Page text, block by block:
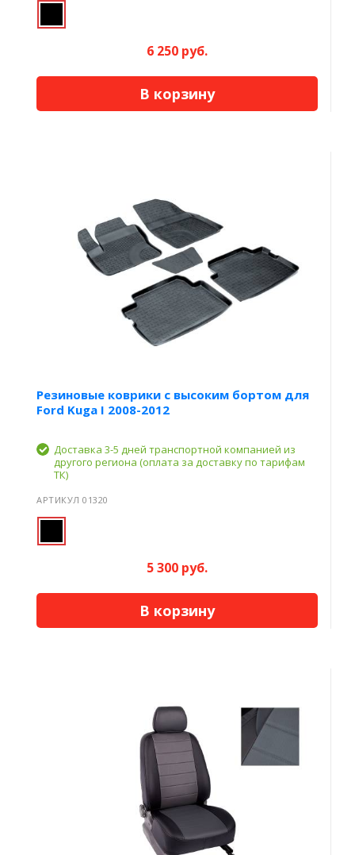
6 250 руб.
В корзину
Резиновые коврики с высоким бортом для
Ford Kuga I 2008-2012
Доставка 3-5 дней транспортной компанией из
другого региона (оплата за доставку по тарифам
ТК)
АРТИКУЛ 01320
5 300 руб.
В корзину